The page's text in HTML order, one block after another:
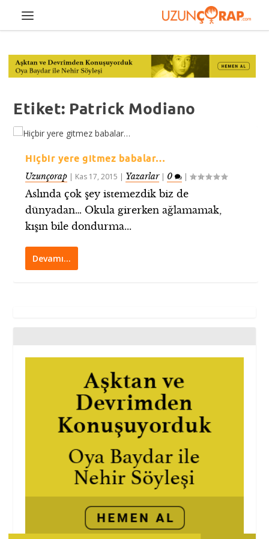
Etiket: Patrick Modiano
Hiçbir yere gitmez babalar…
Uzunçorap | Kas 17, 2015 | Yazarlar| 0 |
Aslında çok şey istemezdik biz de
dünyadan… Okula girerken ağlamamak,
kışın bile dondurma...
Devamı…